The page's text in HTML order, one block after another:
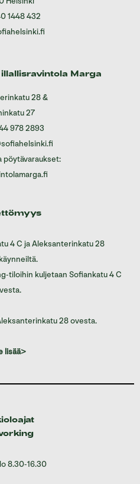
1448 432
Marga
28&
27
978 2893
pöytävaraukset:
4 C ja Aleksanterinkatu 28
tiloihin kuljetaan Sofiankatu 4 C
28 ovesta.
lisää>
8.30-16.30